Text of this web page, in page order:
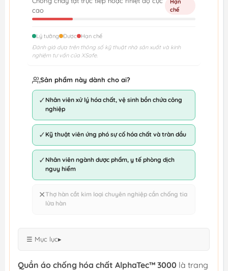
cao
Hạn
chế
Lý tưởng Được
Hạn chế
Đánh giá dựa trên thông số kỹ thuật nhà sản xuất và kinh
nghiệm tư vấn của XSafe.
Sản phẩm này dành cho ai?
✓ Nhân viên xử lý hóa chất, vệ sinh bồn chứa công
nghiệp
✓ Kỹ thuật viên ứng phó sự cố hóa chất và tràn dầu
✓ Nhân viên ngành dược phẩm, y tế phòng dịch
nguy hiểm
✕Thợ hàn cắt kim loại chuyên nghiệp cần chống tia
lửa hàn
☰ Mục lục▸
Quần áo chống hóa chất AlphaTec™ 3000 là trang